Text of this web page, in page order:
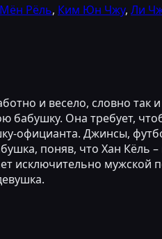
Рёль, Ким Юн Чжу, Ли
и весело, словно так
бабушку. Она требует,
официанта. Джинсы,
поняв, что Хан Кёль
исключительно мужской